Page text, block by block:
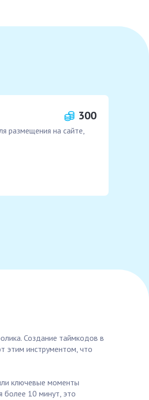
300
размещения на сайте,
Создание таймкодов в
этим инструментом, что
ключевые моменты
более 10 минут, это